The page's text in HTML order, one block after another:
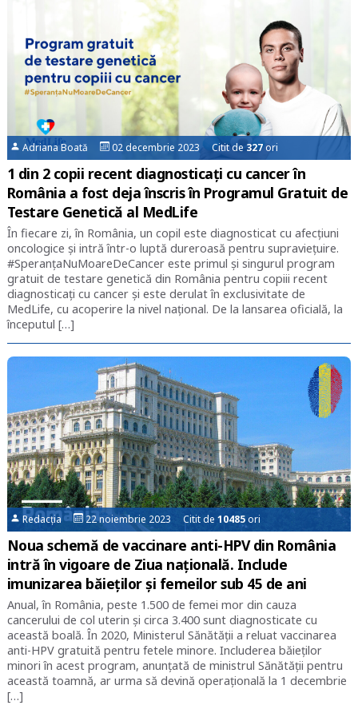
Adriana Boată 02 decembrie 2023 Citit de 327ori
1 din 2 copii recent diagnosticați cu cancer în
România a fost deja înscris în Programul Gratuit de
Testare Genetică al MedLife
În fiecare zi, în România, un copil este diagnosticat cu afecțiuni
oncologice și intră într-o luptă dureroasă pentru supraviețuire.
#SperanțaNuMoareDeCancer este primul și singurul program
gratuit de testare genetică din România pentru copiii recent
diagnosticați cu cancer și este derulat în exclusivitate de
MedLife, cu acoperire la nivel național. De la lansarea oficială, la
începutul […]
Redacția 22 noiembrie 2023 Citit de10485ori
Noua schemă de vaccinare anti-HPV din România
intră în vigoare de Ziua națională. Include
imunizarea băieților și femeilor sub 45 de ani
Anual, în România, peste 1.500 de femei mor din cauza
cancerului de col uterin și circa 3.400 sunt diagnosticate cu
această boală. În 2020, Ministerul Sănătății a reluat vaccinarea
anti-HPV gratuită pentru fetele minore. Includerea băieților
minori în acest program, anunțată de ministrul Sănătății pentru
această toamnă, ar urma să devină operațională la 1 decembrie
[…]